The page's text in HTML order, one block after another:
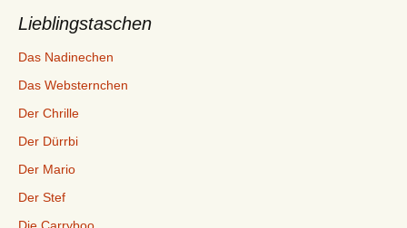
Lieblingstaschen
Das Nadinechen
Das Websternchen
Der Chrille
Der Dürrbi
Der Mario
Der Stef